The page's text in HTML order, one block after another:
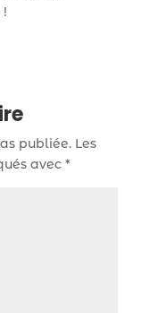
publiée. Les
avec *